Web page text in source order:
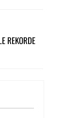
REKORDE